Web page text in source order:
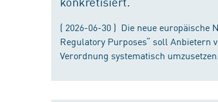
( 2026-06-30 ) Die neue europäische
Regulatory Purposes“ soll Anbietern
Verordnung systematisch umzusetzen.